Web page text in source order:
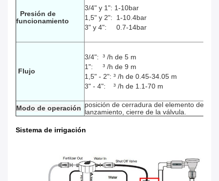
Presión de
funcionamiento
3/4" y 1": 1-10bar
1,5" y 2": 1-10.4bar
3" y 4": 0.7-14bar
Flujo
3/4": ³ /h de 5 m
1": ³ /h de 9 m
1,5" - 2": ³ /h de 0.45-34.05 m
3" - 4": ³ /h de 1.1-70 m
Modo de operación posición de cerradura del elemento de la
lanzamiento, cierre de la válvula.
Sistema de irrigación